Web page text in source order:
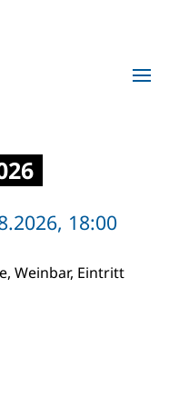
18:00
Weinbar, Eintritt